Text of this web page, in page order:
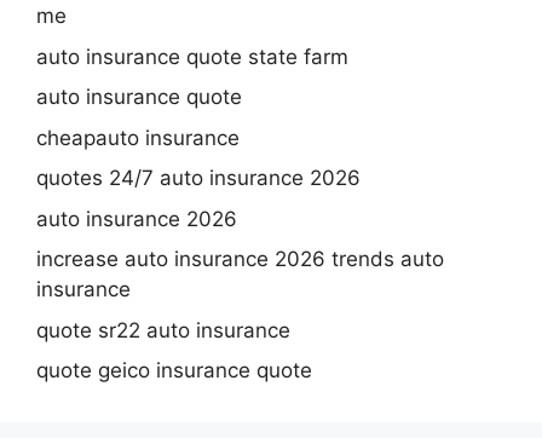
me
auto insurance quote state farm
auto insurance quote
cheapauto insurance
quotes 24/7 auto insurance 2026
auto insurance 2026
increase auto insurance 2026 trends auto
insurance
quote sr22 auto insurance
quote geico insurance quote